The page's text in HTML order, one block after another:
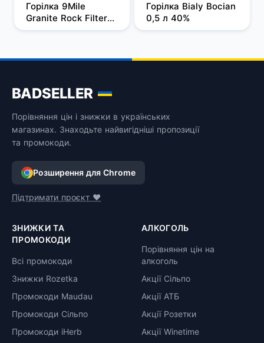
Горілка 9Mile
Granite Rock Filtered
1 л, 37,5%
Горілка Bialy Bocian
0,5 л 40%
BADSELLER
Порівняння цін і знижки в українських
магазинах. Знаходьте найвигідніші пропозиції
та промокоди.
Розширення для Chrome
Підтримати проєкт ❤️
ЗНИЖКИ ТА
ПРОМОКОДИ
Всі промокоди
Знижки Rozetka
Промокоди Maudau
Промокоди Сільпо
Промокоди iHerb
АЛКОГОЛЬ
Порівняння цін на
алкоголь
Акції Сільпо
Акції АТБ
Акції Розетки
Акції Winetime